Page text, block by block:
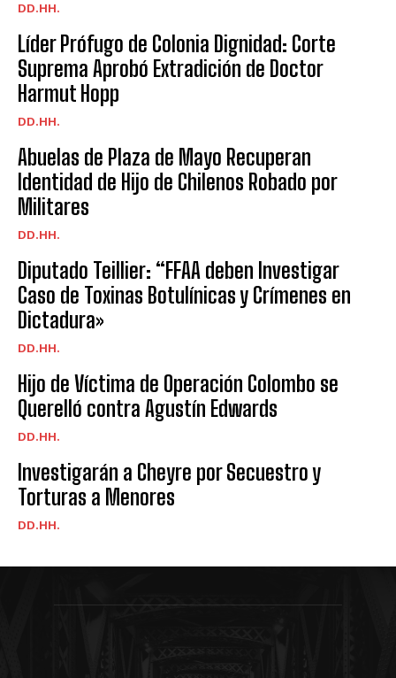
DD.HH.
Líder Prófugo de Colonia Dignidad: Corte
Suprema Aprobó Extradición de Doctor
Harmut Hopp
DD.HH.
Abuelas de Plaza de Mayo Recuperan
Identidad de Hijo de Chilenos Robado por
Militares
DD.HH.
Diputado Teillier: “FFAA deben Investigar
Caso de Toxinas Botulínicas y Crímenes en
Dictadura»
DD.HH.
Hijo de Víctima de Operación Colombo se
Querelló contra Agustín Edwards
DD.HH.
Investigarán a Cheyre por Secuestro y
Torturas a Menores
DD.HH.